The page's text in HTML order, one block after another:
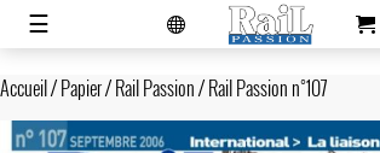
Boutique
S'abonner
laviedurail.com
☰
Accueil/Papier/Rail Passion/ Rail Passion n°107